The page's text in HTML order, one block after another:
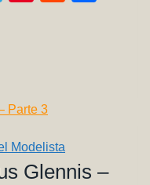
Modelista
Glennis –